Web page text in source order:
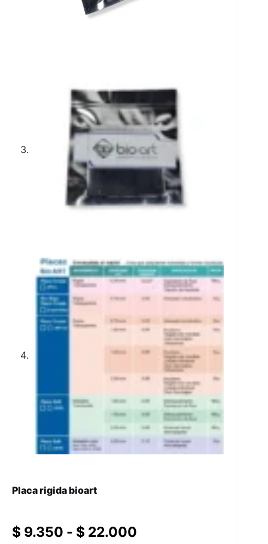
Placa rigida bioart
$ 9.350 - $ 22.000